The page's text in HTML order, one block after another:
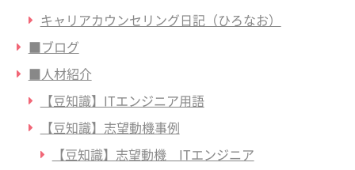
キャリアカウンセリング日記（ひろなお）
■ブログ
■人材紹介
【豆知識】ITエンジニア用語
【豆知識】志望動機事例
【豆知識】志望動機 ITエンジニア